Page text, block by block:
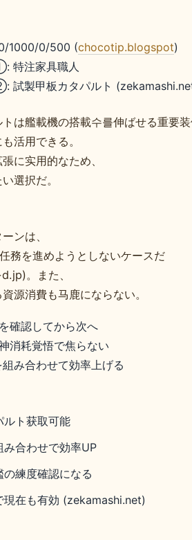
1000/0/500 (chocotip.blogspot)
特注家具職人
試製甲板カタパルト
は艦載機の搭載수를伸ばせる重要
活用できる。
に实用的なため、
選択だ。
ンは、
務を進めようとしないケースだ
。また、
源消費も马鹿にならない。
確認してから次へ
消耗覚悟で焦らない
み合わせて効率上げる
ルト获取可能
み合わせで効率UP
練度確認になる
現在も有効 (zekamashi.net)